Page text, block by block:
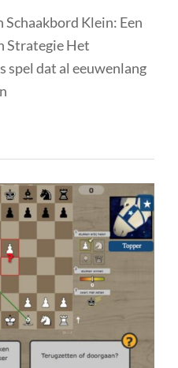
Klein: Een
Strategie Het
spel dat al eeuwenlang